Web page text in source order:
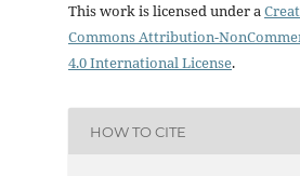
This work is licensed under a
Commons Attribution-
4.0 International License.
HOW TO CITE